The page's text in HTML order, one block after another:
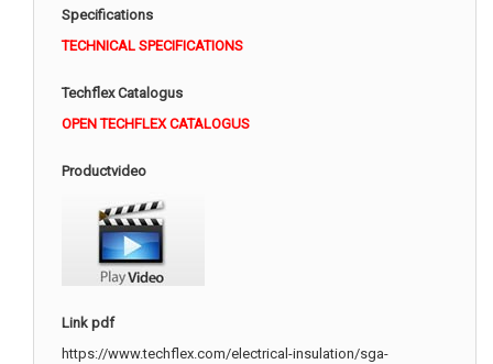
Specifications
TECHNICAL SPECIFICATIONS
Techflex Catalogus
OPEN TECHFLEX CATALOGUS
Productvideo
Link pdf
https://www.techflex.com/electrical-insulation/sga-